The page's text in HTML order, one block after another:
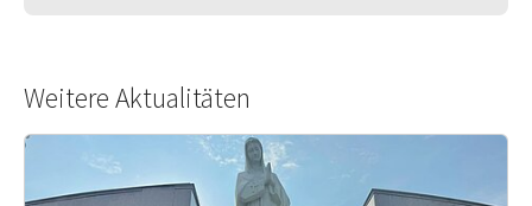
Weitere Aktualitäten